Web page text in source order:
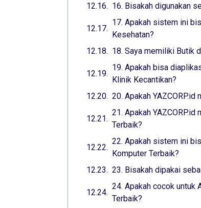
16. Bisakah digunakan
17. Apakah sistem ini
Kesehatan?
18. Saya memiliki Butik
19. Apakah bisa
Klinik Kecantikan?
20. Apakah
21. Apakah
Terbaik?
22. Apakah sistem ini
Komputer Terbaik?
23. Bisakah dipakai
24. Apakah cocok untuk
Terbaik?